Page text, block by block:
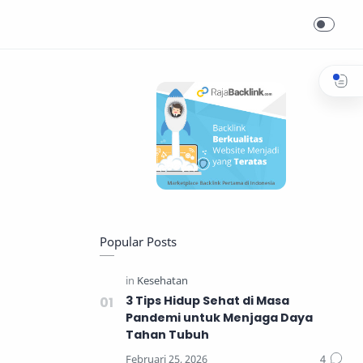
Popular Posts
3 Tips Hidup Sehat di Masa
Pandemi untuk Menjaga Daya
Tahan Tubuh